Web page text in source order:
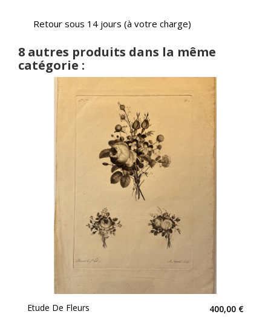
Retour sous 14 jours (à votre charge)
8 autres produits dans la même
catégorie :
Etude De Fleurs 400,00 €